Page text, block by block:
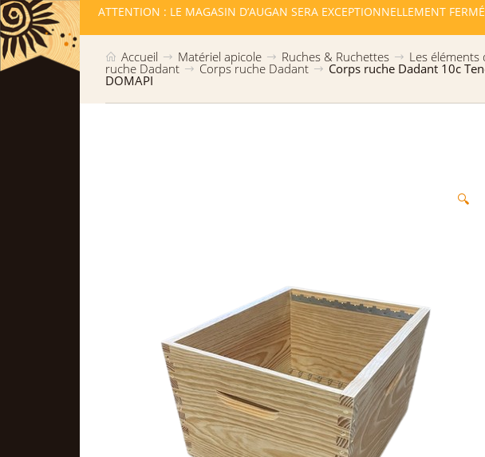
RESTE ATTENTION : LE MAGASIN D’AUGAN SERA EXCEPTIONNELLEMENT
Accueil Matériel apicole Ruches & Ruchettes Les éléments
ruche Dadant Corps ruche Dadant Corps ruche Dadant 10c
DOMAPI
🔍